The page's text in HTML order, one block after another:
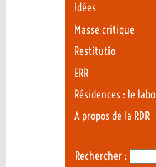
Idées
Masse critique
Restitutio
ERR
Résidences : le labo
A propos de la RDR
Rechercher :